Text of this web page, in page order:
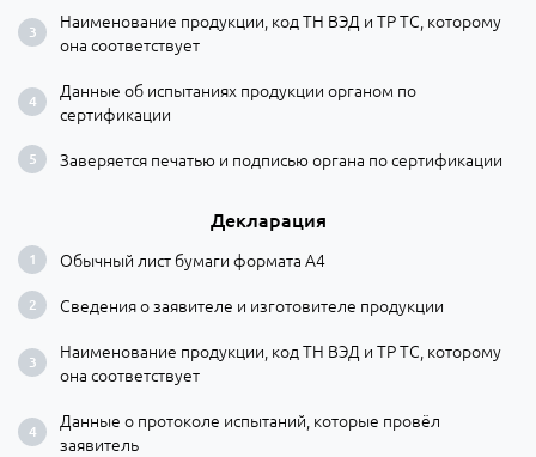
Наименование продукции, код ТН ВЭД и ТР ТС, которому
она соответствует
Данные об испытаниях продукции органом по
сертификации
Заверяется печатью и подписью органа по сертификации
Декларация
Обычный лист бумаги формата А4
Сведения о заявителе и изготовителе продукции
Наименование продукции, код ТН ВЭД и ТР ТС, которому
она соответствует
Данные о протоколе испытаний, которые провёл
заявитель